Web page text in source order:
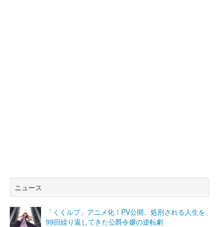
ニュース
「くくルプ」アニメ化！PV公開、処刑される人生を
99回繰り返してきた公爵令嬢の逆転劇